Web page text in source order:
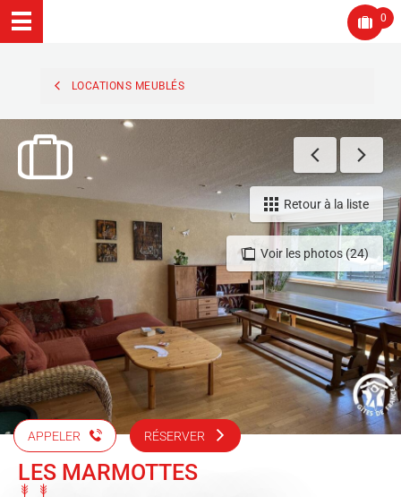
0
LOCATIONS MEUBLÉS
Voir les photos (24)
Retour à la liste
APPELER RÉSERVER
LES MARMOTTES